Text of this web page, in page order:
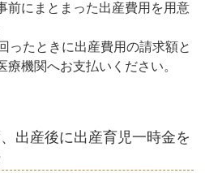
前にまとまった出産費用を用意
ったときに出産費用の請求額と
機関へお支払いください。
出産後に出産育児一時金を